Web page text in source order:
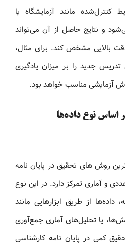
مانند آزمایشگاه یا
و نتایج حاصل از آن می‌تواند
بالایی مشخص کند. برای مثال،
جدید را بر میزان یادگیری
آزمایشی مناسب خواهد بود.
اساس نوع داده‌ها
روش های تحقیق در پایان‌ نامه
و آماری تمرکز دارد. در این نوع
از طریق ابزارهایی مانند
یا تحلیل‌های آماری جمع‌آوری
کمی در پایان‌ نامه کارشناسی